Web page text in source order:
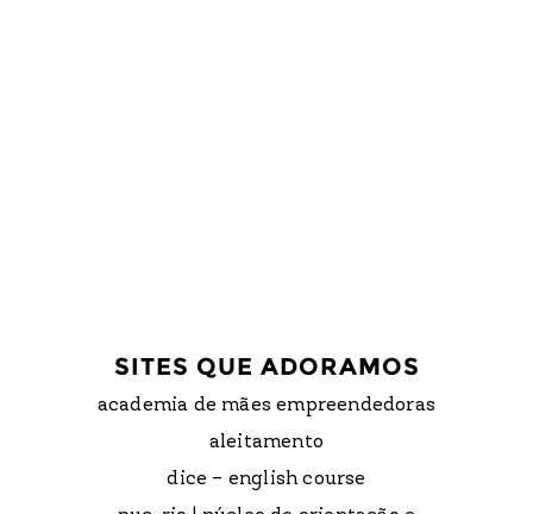
SITES QUE ADORAMOS
academia de mães empreendedoras
aleitamento
dice – english course